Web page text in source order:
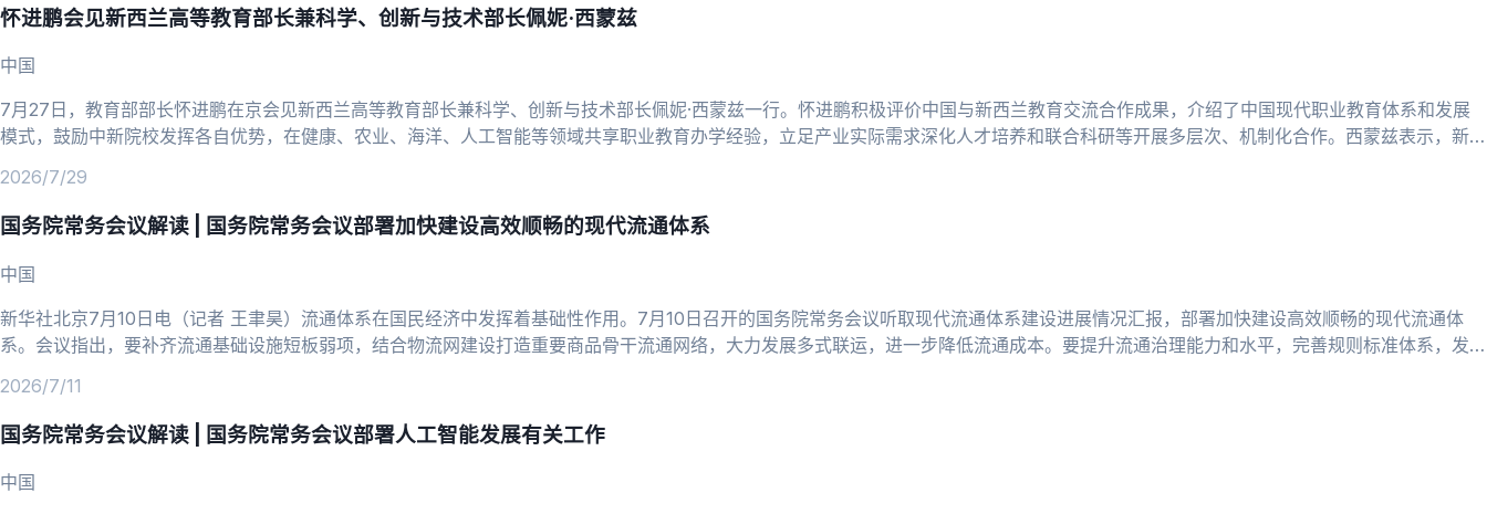
怀进鹏会见新西兰高等教育部长兼科学、创新与技术部长佩妮·西蒙兹
中国
7月27日，教育部部长怀进鹏在京会见新西兰高等教育部长兼科学、创新与技术部长佩妮·西蒙兹一行。怀进鹏积极评价中国与新西兰教育交流合作成果，介绍了中国现代职业教育体系和发展
模式，鼓励中新院校发挥各自优势，在健康、农业、海洋、人工智能等领域共享职业教育办学经验，立足产业实际需求深化人才培养和联合科研等开展多层次、机制化合作。西蒙兹表示，新方
2026/7/29
国务院常务会议解读 | 国务院常务会议部署加快建设高效顺畅的现代流通体系
中国
新华社北京7月10日电（记者 王聿昊）流通体系在国民经济中发挥着基础性作用。7月10日召开的国务院常务会议听取现代流通体系建设进展情况汇报，部署加快建设高效顺畅的现代流通体
系。会议指出，要补齐流通基础设施短板弱项，结合物流网建设打造重要商品骨干流通网络，大力发展多式联运，进一步降低流通成本。要提升流通治理能力和水平，完善规则标准体系，发展
2026/7/11
国务院常务会议解读 | 国务院常务会议部署人工智能发展有关工作
中国